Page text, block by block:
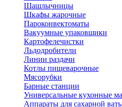
Шашлычницы
Шкафы жарочные
Пароконвектоматы
Вакуумные упаковщики
Картофелечистки
Льдодробители
Линии раздачи
Котлы пищеварочные
Мясорубки
Барные станции
Универсальные кухонные
Аппараты для сахарной